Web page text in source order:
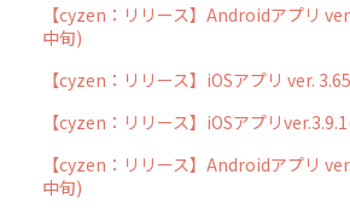
【cyzen：リリース】Androidアプリ
中旬)
【cyzen：リリース】iOSアプリ ver.
【cyzen：リリース】iOSアプリ
【cyzen：リリース】Androidアプリ
中旬)